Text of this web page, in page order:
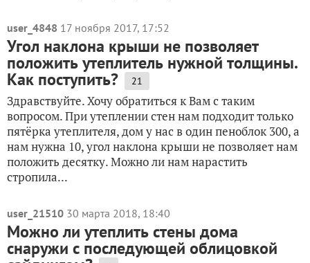
user_4848 17 ноября 2017, 17:52
Угол наклона крыши не позволяет
положить утеплитель нужной толщины.
Как поступить? 21
Здравствуйте. Хочу обратиться к Вам с таким
вопросом. При утеплении стен нам подходит только
пятёрка утеплителя, дом у нас в один пеноблок 300, а
нам нужна 10, угол наклона крыши не позволяет нам
положить десятку. Можно ли нам нарастить
стропила...
user_21510 30 марта 2018, 18:40
Можно ли утеплить стены дома
снаружи с последующей облицовкой